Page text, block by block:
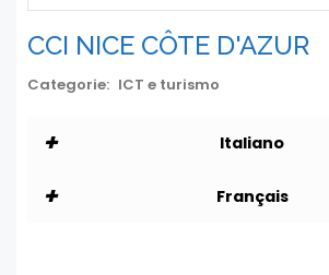
CCI NICE CÔTE D'AZUR
Categorie: ICT e turismo
+ Italiano
La Camera di Commercio e
+ Français